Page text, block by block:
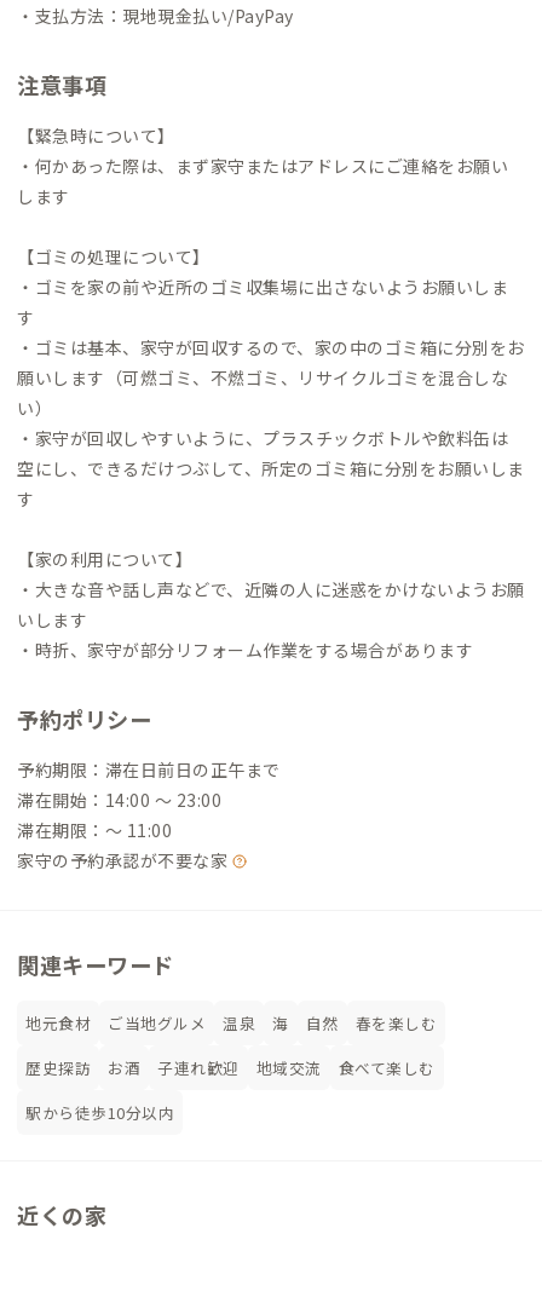
・支払方法：現地現金払い/PayPay
注意事項
【緊急時について】
・何かあった際は、まず家守またはアドレスにご連絡をお願い
します
【ゴミの処理について】
・ゴミを家の前や近所のゴミ収集場に出さないようお願いしま
す
・ゴミは基本、家守が回収するので、家の中のゴミ箱に分別をお
願いします（可燃ゴミ、不燃ゴミ、リサイクルゴミを混合しな
い）
・家守が回収しやすいように、プラスチックボトルや飲料缶は
空にし、できるだけつぶして、所定のゴミ箱に分別をお願いしま
す
【家の利用について】
・大きな音や話し声などで、近隣の人に迷惑をかけないようお願
いします
・時折、家守が部分リフォーム作業をする場合があります
予約ポリシー
予約期限：滞在日前日の正午まで
滞在開始：14:00 〜 23:00
滞在期限：〜 11:00
家守の予約承認が不要な家
関連キーワード
地元食材 ご当地グルメ 温泉 海 自然
春を楽しむ
歴史探訪
お酒 子連れ歓迎 地域交流
食べて楽しむ
駅から徒歩10分以内
近くの家